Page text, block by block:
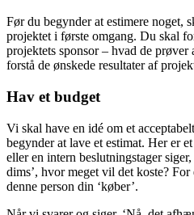
Før du begynder at estimere noget,
projektet i første omgang. Du skal
projektets sponsor – hvad de
forstå de ønskede resultater af
Hav et budget
Vi skal have en idé om et
begynder at lave et estimat. Her er
eller en intern beslutningstager
dims’, hvor meget vil det koste?
denne person din ‘køber’.